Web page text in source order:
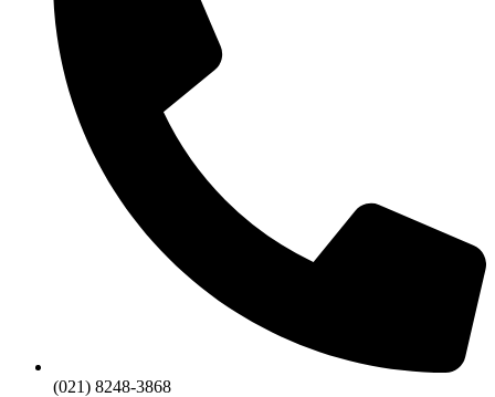
(021) 8248-3868